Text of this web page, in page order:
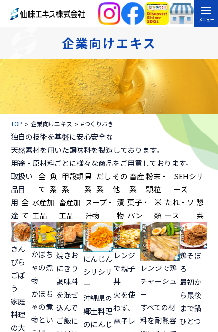
メニュー
企業向けエキス
TOP 企業向けエキス #つくりおき
独自の技術を基盤に安心安全な
天然素材を用いた調味料を製造しております。
用途・原材料ごとに様々な商品をご用意しております。
取扱い
品目
全
て
魚
系
甲殻類
系
貝
系
だし
系
その
他
畜産
系
粉末・
顆粒
SEHシリ
ーズ
用
途
全
て
水産加
工品
畜産加
工品
スープ・
汁物
漬
物
菓子・
パン
米
類
たれ・ソ
ース
惣
菜
きん
ぴら
ごぼ
う
家庭
料理
の大
かぼち
ゃの煮
物
かぼち
ゃの煮
物とい
焼きお
にぎり
調味料
を混ぜ
込んで
ご飯に
にんじん
シリシリ
ー
沖縄県の
郷土料理
のにんじ
レンジ
で親子
丼
火を使
わず、
電子レ
レンジで鶏
チャーシュ
ー
すべての材
料を耐熱容
鶏そぼ
ろ
最初か
ら最後
まで鍋
ひとつ